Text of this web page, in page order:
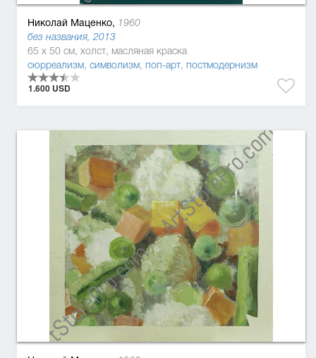
Николай Маценко, 1960
без названия, 2013
65 x 50 см, холст, масляная краска
сюрреализм, символизм, поп-арт, постмодернизм
1.600 USD